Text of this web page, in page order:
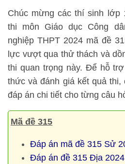
Chúc mừng các thí sinh lớp
thi môn Giáo dục Công
nghiệp THPT 2024 mã đề
lực vượt qua thử thách và
thi quan trọng này. Để hỗ
thức và đánh giá kết quả thi,
đáp án chi tiết cho từng câu
Mã đề 315
Đáp án mã đề 315 Sử
Đáp án đề 315 Địa 2024